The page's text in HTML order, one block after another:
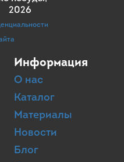
2026
Информация
О нас
Каталог
Материалы
Новости
Блог